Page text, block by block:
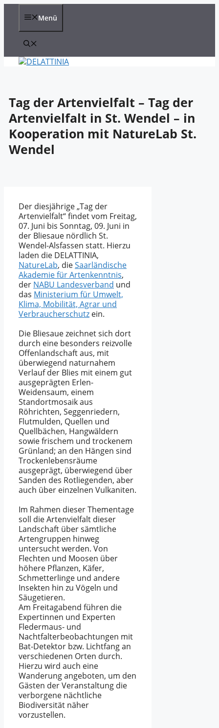
Zum
Menü
Tag der Artenvielfalt – Tag der
Artenvielfalt in St. Wendel – in
Kooperation mit NatureLab St.
Wendel
Der diesjährige „Tag der
Artenvielfalt“ findet vom Freitag,
07. Juni bis Sonntag, 09. Juni in
der Bliesaue nördlich St.
Wendel-Alsfassen statt. Hierzu
laden die DELATTINIA,
NatureLab, dieSaarländische
Akademie für Artenkenntnis,
der NABU Landesverband und
das Ministerium für Umwelt,
Klima, Mobilität, Agrar und
Verbraucherschutz ein.
Die Bliesaue zeichnet sich dort
durch eine besonders reizvolle
Offenlandschaft aus, mit
überwiegend naturnahem
Verlauf der Blies mit einem gut
ausgeprägten Erlen-
Weidensaum, einem
Standortmosaik aus
Röhrichten, Seggenriedern,
Flutmulden, Quellen und
Quellbächen, Hangwäldern
sowie frischem und trockenem
Grünland; an den Hängen sind
Trockenlebensräume
ausgeprägt, überwiegend über
Sanden des Rotliegenden, aber
auch über einzelnen Vulkaniten.
Im Rahmen dieser Thementage
soll die Artenvielfalt dieser
Landschaft über sämtliche
Artengruppen hinweg
untersucht werden. Von
Flechten und Moosen über
höhere Pflanzen, Käfer,
Schmetterlinge und andere
Insekten hin zu Vögeln und
Säugetieren.
Am Freitagabend führen die
Expertinnen und Experten
Fledermaus- und
Nachtfalterbeobachtungen mit
Bat-Detektor bzw. Lichtfang an
verschiedenen Orten durch.
Hierzu wird auch eine
Wanderung angeboten, um den
Gästen der Veranstaltung die
verborgene nächtliche
Biodiversität näher
vorzustellen.